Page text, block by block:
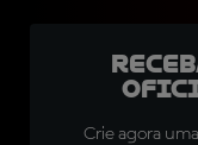
Crie agora